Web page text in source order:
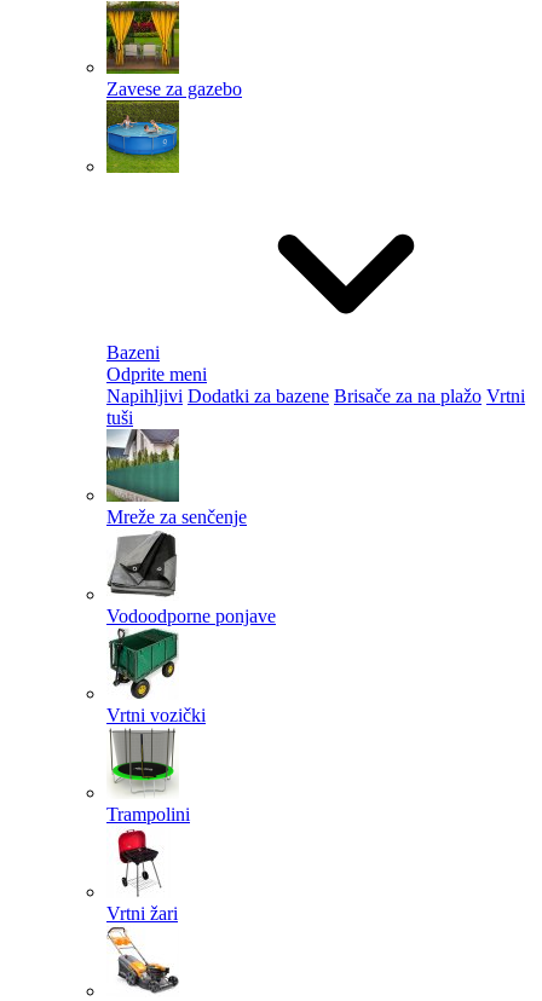
Zavese za gazebo
Bazeni
Odprite meni
Napihljivi Dodatki za bazene Brisače za na plažo Vrtni
tuši
Mreže za senčenje
Vodoodporne ponjave
Vrtni vozički
Trampolini
Vrtni žari